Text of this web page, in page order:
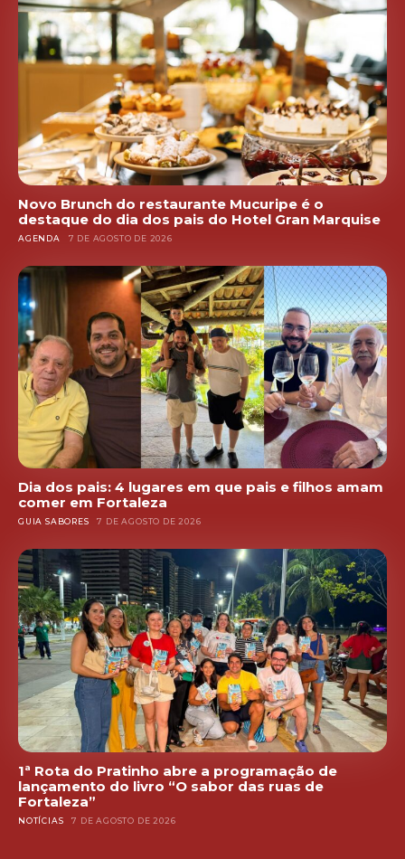
Novo Brunch do restaurante Mucuripe é o
destaque do dia dos pais do Hotel Gran Marquise
AGENDA 7 DE AGOSTO DE 2026
Dia dos pais: 4 lugares em que pais e filhos amam
comer em Fortaleza
GUIA SABORES 7 DE AGOSTO DE 2026
1ª Rota do Pratinho abre a programação de
lançamento do livro “O sabor das ruas de
Fortaleza”
NOTÍCIAS 7 DE AGOSTO DE 2026